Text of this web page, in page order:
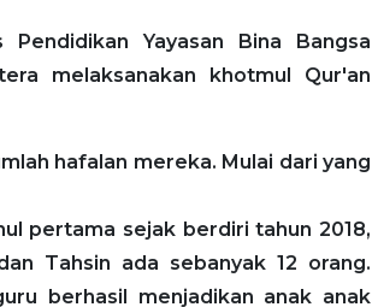
Yayasan Bina Bangsa
melaksanakan khotmul Qur'an
hafalan mereka. Mulai dari yang
pertama sejak berdiri tahun 2018,
Tahsin ada sebanyak 12 orang.
berhasil menjadikan anak anak